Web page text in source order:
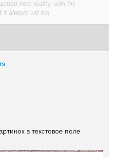
from reality, with his
it always will be!
в текстовое поле